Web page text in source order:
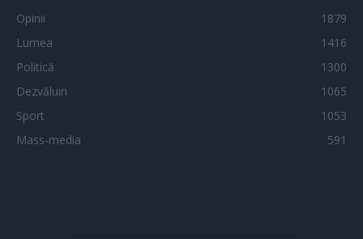
Opinii
1879
Lumea
1416
Politică
1300
Dezvăluiri
1065
Sport
1053
Mass-media
591